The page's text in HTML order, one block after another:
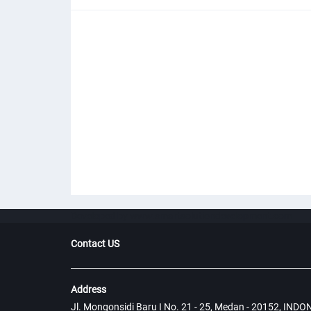
Contact US
Address
Jl. Mongonsidi Baru I No. 21 - 25, Medan - 20152,